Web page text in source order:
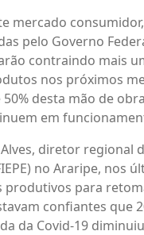
mercado
pelo Governo
contraindo mais
nos próximos
desta mão de
em
diretor regional
no Araripe, nos
produtivos para
confiantes que
da Covid-19